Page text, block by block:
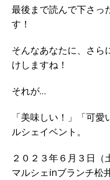
最後まで読んで下さっ
す！
そんなあなたに、さら
けしますね！
それが…
「美味しい！」「可
ルシェイベント。
２０２３年６月３日（
マルシェinブランチ松